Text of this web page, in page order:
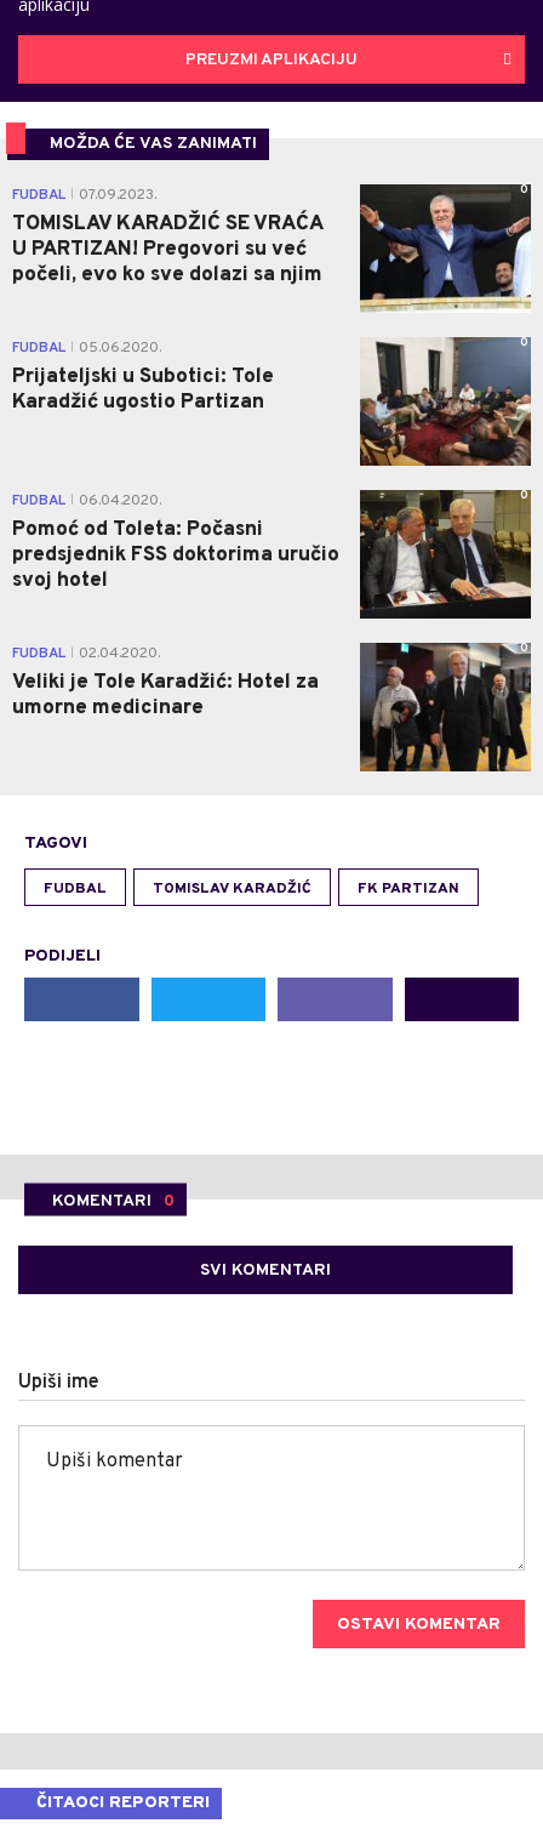
PREUZMI APLIKACIJU
MOŽDA ĆE VAS ZANIMATI
FUDBAL 07.09.2023.
TOMISLAV KARADŽIĆ SE VRAĆA
U PARTIZAN! Pregovori su već
počeli, evo ko sve dolazi sa njim
0
FUDBAL 05.06.2020.
Prijateljski u Subotici: Tole
Karadžić ugostio Partizan
0
FUDBAL 06.04.2020.
Pomoć od Toleta: Počasni
predsjednik FSS doktorima uručio
svoj hotel
0
FUDBAL 02.04.2020.
Veliki je Tole Karadžić: Hotel za
umorne medicinare
0
TAGOVI
FUDBAL TOMISLAV KARADŽIĆ FK PARTIZAN
PODIJELI
KOMENTARI 0
SVI KOMENTARI
Upiši ime
OSTAVI KOMENTAR
ČITAOCI REPORTERI